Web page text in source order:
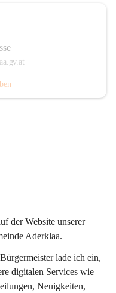
der Website unserer
Aderklaa.
lade ich ein,
digitalen Services wie
Neuigkeiten,